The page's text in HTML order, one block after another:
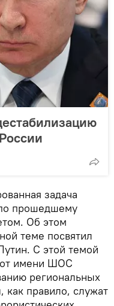
задача
прошедшему
Об этом
теме посвятил
С этой темой
от имени ШОС
региональных
как правило, служат